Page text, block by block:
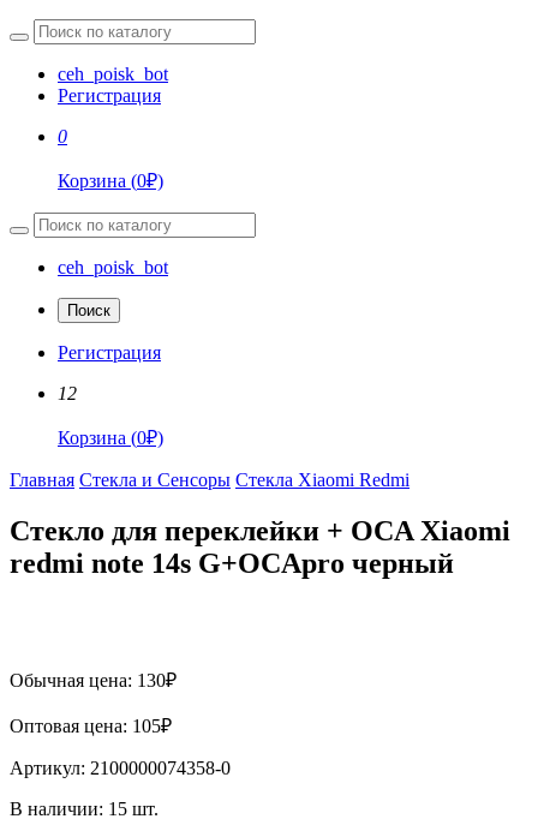
ceh_poisk_bot
Регистрация
0
Корзина (0₽)
ceh_poisk_bot
Поиск
Регистрация
12
Корзина (0₽)
Главная Стекла и Сенсоры Стекла Xiaomi Redmi
Стекло для переклейки + OCA Xiaomi
redmi note 14s G+OCApro черный
Обычная цена: 130₽
Оптовая цена: 105₽
Артикул: 2100000074358-0
В наличии: 15 шт.